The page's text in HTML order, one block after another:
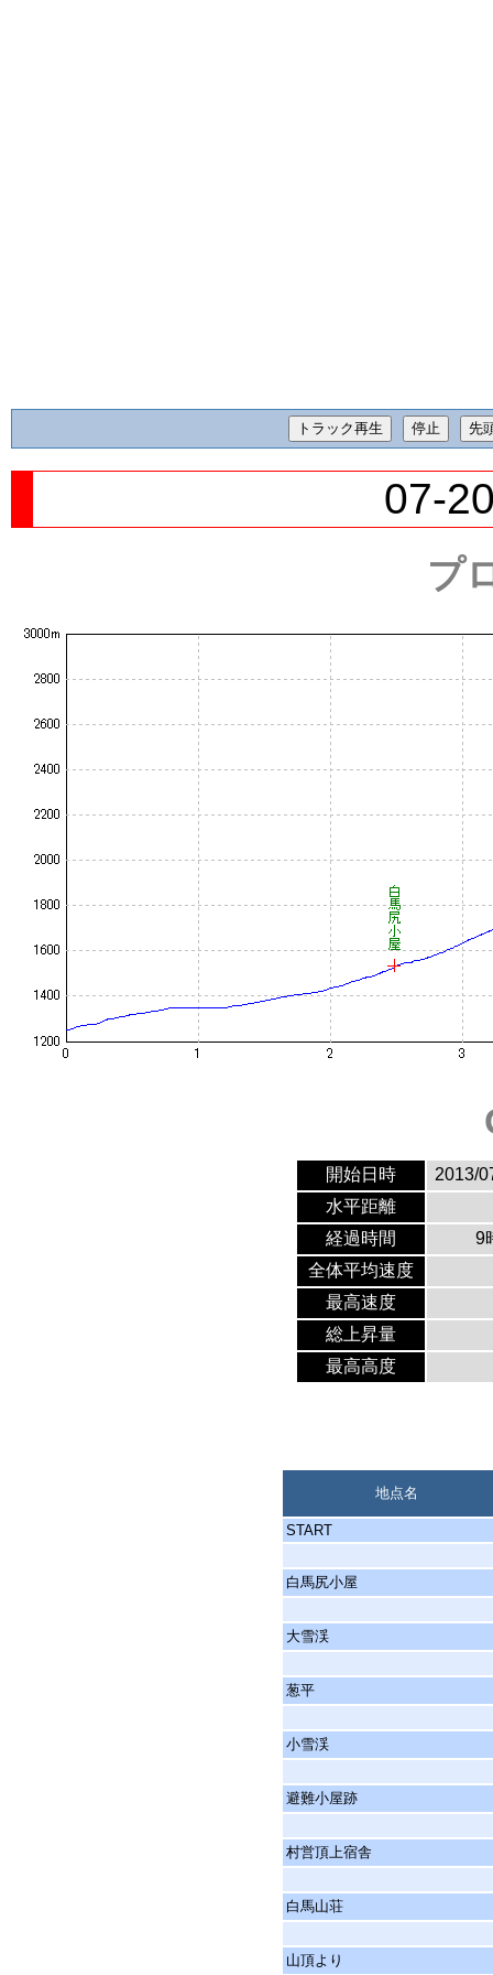
07-
プ
開始日時
2013/
水平距離
経過時間
9
全体平均速度
最高速度
総上昇量
最高高度
地点名
START
白馬尻小屋
大雪渓
葱平
小雪渓
避難小屋跡
村営頂上宿舎
白馬山荘
山頂より